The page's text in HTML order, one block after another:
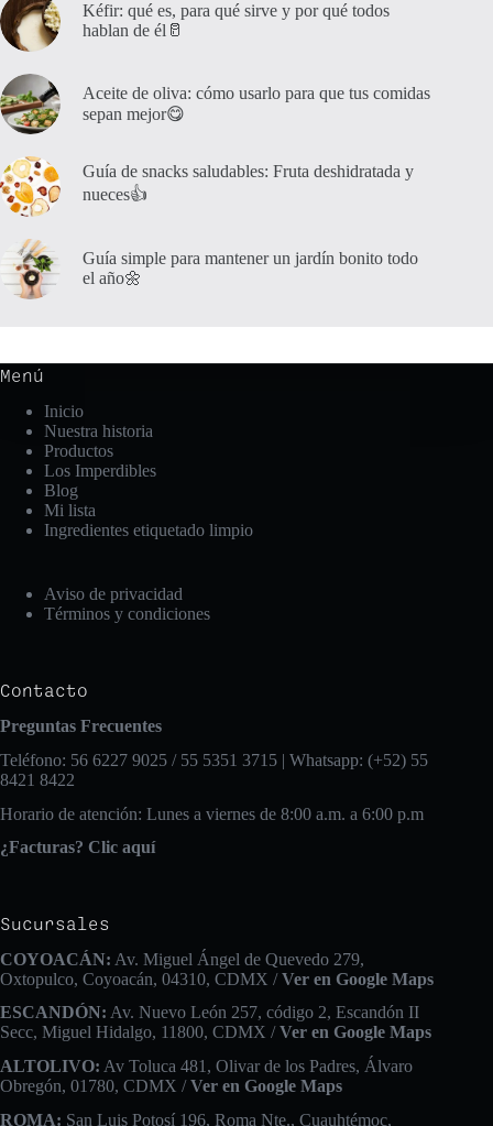
Kéfir: qué es, para qué sirve y por qué todos
hablan de él🥛
Aceite de oliva: cómo usarlo para que tus comidas
sepan mejor😋
Guía de snacks saludables: Fruta deshidratada y
nueces👍
Guía simple para mantener un jardín bonito todo
el año🌼
Menú
Inicio
Nuestra historia
Productos
Los Imperdibles
Blog
Mi lista
Ingredientes etiquetado limpio
Aviso de privacidad
Términos y condiciones
Contacto
Preguntas Frecuentes
Teléfono: 56 6227 9025 / 55 5351 3715 | Whatsapp: (+52) 55
8421 8422
Horario de atención: Lunes a viernes de 8:00 a.m. a 6:00 p.m
¿Facturas? Clic aquí
Sucursales
COYOACÁN: Av. Miguel Ángel de Quevedo 279,
Oxtopulco, Coyoacán, 04310, CDMX / Ver en Google Maps
ESCANDÓN: Av. Nuevo León 257, código 2, Escandón II
Secc, Miguel Hidalgo, 11800, CDMX /Ver en Google Maps
ALTOLIVO: Av Toluca 481, Olivar de los Padres, Álvaro
Obregón, 01780, CDMX /Ver en Google Maps
ROMA: San Luis Potosí 196, Roma Nte., Cuauhtémoc,